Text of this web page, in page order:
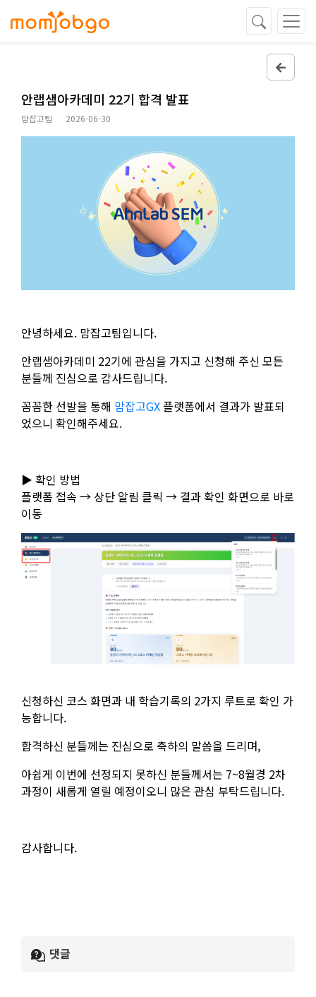
안랩샘아카데미 22기 합격 발표
맘잡고팀 2026-06-30
안녕하세요. 맘잡고팀입니다.
안랩샘아카데미 22기에 관심을 가지고 신청해 주신 모든
분들께 진심으로 감사드립니다.
꼼꼼한 선발을 통해 맘잡고GX 플랫폼에서 결과가 발표되
었으니 확인해주세요.
▶ 확인 방법
플랫폼 접속 → 상단 알림 클릭 → 결과 확인 화면으로 바로
이동
신청하신 코스 화면과 내 학습기록의 2가지 루트로 확인 가
능합니다.
합격하신 분들께는 진심으로 축하의 말씀을 드리며,
아쉽게 이번에 선정되지 못하신 분들께서는 7~8월경 2차
과정이 새롭게 열릴 예정이오니 많은 관심 부탁드립니다.
감사합니다.
댓글